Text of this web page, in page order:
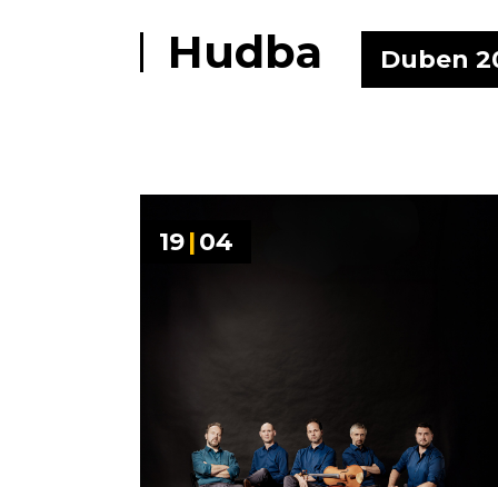
Hudba Duben
19 |04